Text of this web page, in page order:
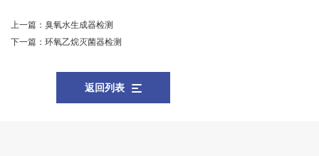
上一篇： 臭氧水生成器检测
下一篇： 环氧乙烷灭菌器检测
返回列表